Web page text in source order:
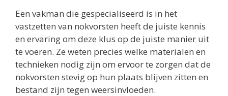
Een vakman die gespecialiseerd is in het
vastzetten van nokvorsten heeft de juiste kennis
en ervaring om deze klus op de juiste manier uit
te voeren. Ze weten precies welke materialen en
technieken nodig zijn om ervoor te zorgen dat de
nokvorsten stevig op hun plaats blijven zitten en
bestand zijn tegen weersinvloeden.